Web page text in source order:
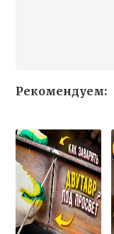
Рекомендуем: